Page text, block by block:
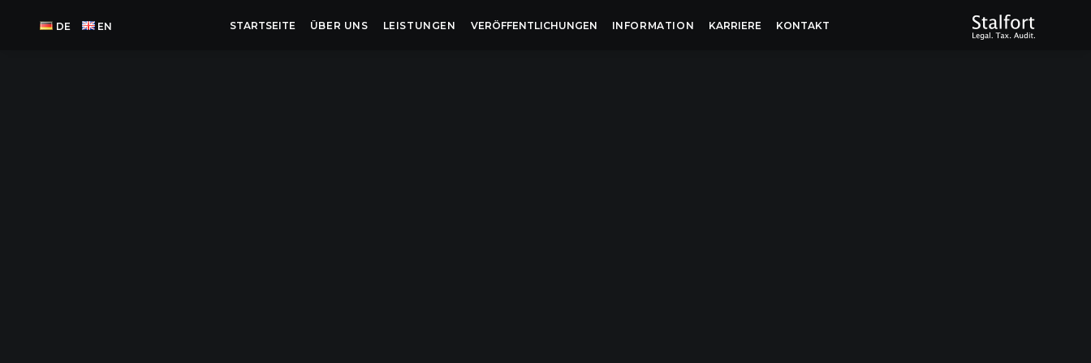
DE EN STARTSEITE ÜBER UNS LEISTUNGEN VERÖFFENTLICHUNGEN INFORMATION KARRIERE KONTAKT